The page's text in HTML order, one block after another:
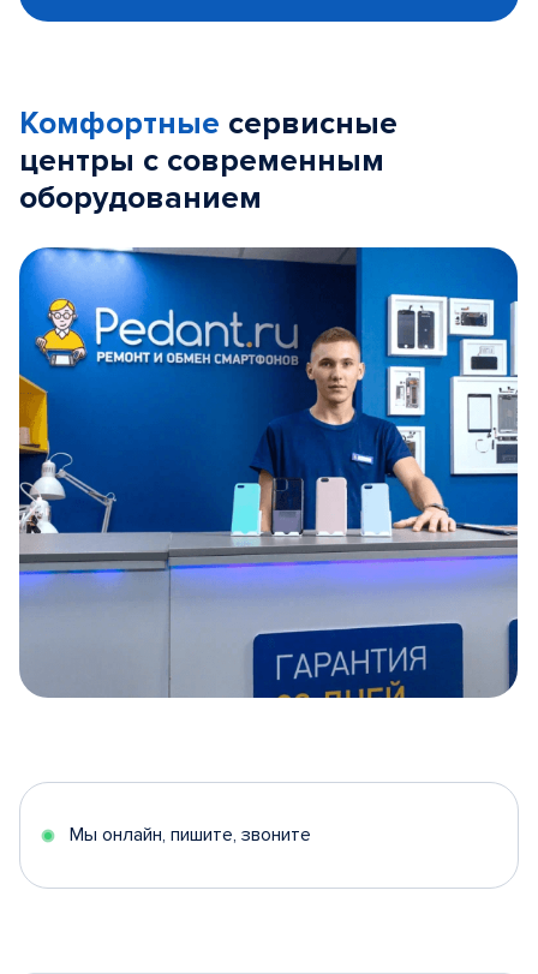
Комфортные сервисные
центры с современным
оборудованием
5
Мы онлайн, пишите, звоните